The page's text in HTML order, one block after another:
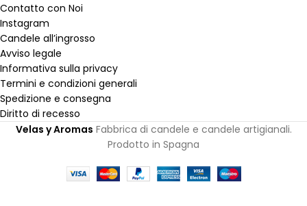
Contatto con Noi
Instagram
Candele all’ingrosso
Avviso legale
Informativa sulla privacy
Termini e condizioni generali
Spedizione e consegna
Diritto di recesso
Velas y Aromas Fabbrica di candele e candele artigianali.
Prodotto in Spagna